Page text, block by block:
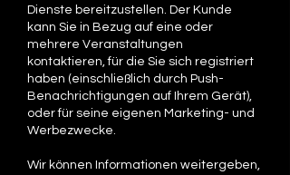
Dienste bereitzustellen. Der Kunde
kann Sie in Bezug auf eine oder
mehrere Veranstaltungen
kontaktieren, für die Sie sich registriert
haben (einschließlich durch Push-
Benachrichtigungen auf Ihrem Gerät),
oder für seine eigenen Marketing- und
Werbezwecke.
Wir können Informationen weitergeben,